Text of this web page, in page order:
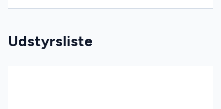
Udstyrsliste